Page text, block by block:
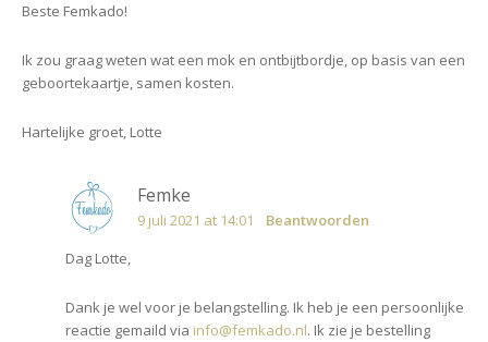
Beste Femkado!
Ik zou graag weten wat een mok en ontbijtbordje, op basis van een
geboortekaartje, samen kosten.
Hartelijke groet, Lotte
Femke
9 juli 2021 at 14:01
Beantwoorden
Dag Lotte,
Dank je wel voor je belangstelling. Ik heb je een persoonlijke
reactie gemaild via info@femkado.nl. Ik zie je bestelling